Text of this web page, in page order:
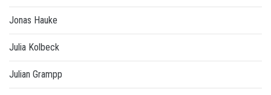
Jonas Hauke
Julia Kolbeck
Julian Grampp